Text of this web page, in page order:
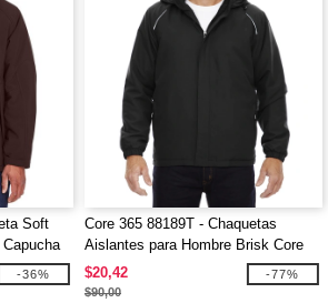
Soft
-36%
Core 365 88189T - Chaquetas
Aislantes para Hombre Brisk Core
365™
$20,42
$90,00
-77%